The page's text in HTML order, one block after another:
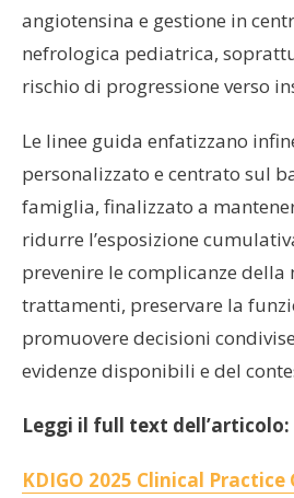
angiotensina e gestione in
nefrologica pediatrica,
rischio di progressione verso
Le linee guida enfatizzano
personalizzato e centrato sul
famiglia, finalizzato a
ridurre l’esposizione
prevenire le complicanze della
trattamenti, preservare la
promuovere decisioni
evidenze disponibili e del
Leggi il full text dell’articolo:
KDIGO 2025 Clinical